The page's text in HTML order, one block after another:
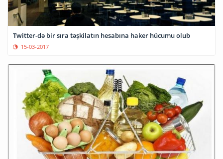
Twitter-də bir sıra təşkilatın hesabına haker hücumu olub
15-03-2017